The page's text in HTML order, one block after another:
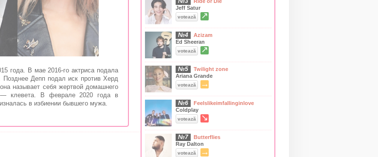
года. В мае 2016-го актриса подала
Депп подал иск против Херд
называет себя жертвой домашнего
— клевета. В феврале 2020 года в
в избиении бывшего мужа.
Jeff Satur
votează ↗
№4
Azizam
Ed Sheeran
votează ↗
№5
Twilight zone
Ariana Grande
votează →
№6
Feelslikeimfallinginlove
Coldplay
votează ↘
№7
Butterflies
Ray Dalton
votează →